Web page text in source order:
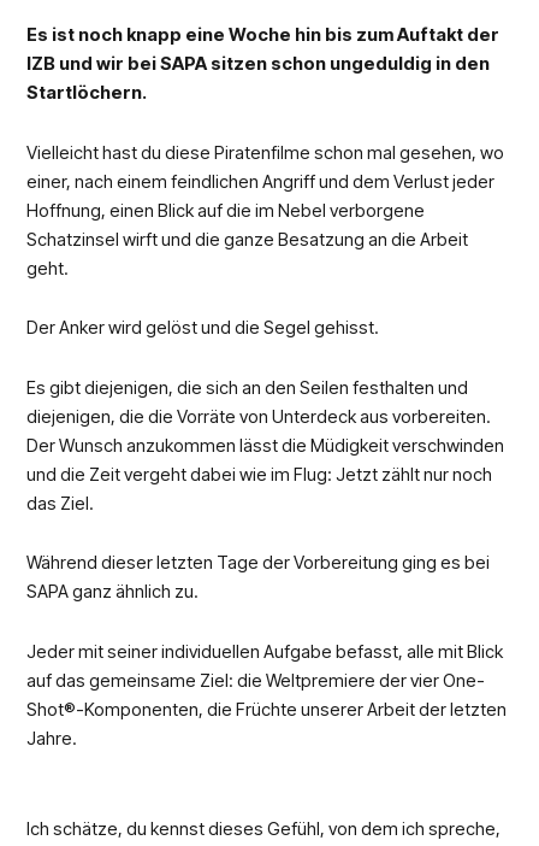
Es ist noch knapp eine Woche hin bis zum Auftakt der
IZB und wir bei SAPA sitzen schon ungeduldig in den
Startlöchern.
Vielleicht hast du diese Piratenfilme schon mal gesehen, wo
einer, nach einem feindlichen Angriff und dem Verlust jeder
Hoffnung, einen Blick auf die im Nebel verborgene
Schatzinsel wirft und die ganze Besatzung an die Arbeit
geht.
Der Anker wird gelöst und die Segel gehisst.
Es gibt diejenigen, die sich an den Seilen festhalten und
diejenigen, die die Vorräte von Unterdeck aus vorbereiten.
Der Wunsch anzukommen lässt die Müdigkeit verschwinden
und die Zeit vergeht dabei wie im Flug: Jetzt zählt nur noch
das Ziel.
Während dieser letzten Tage der Vorbereitung ging es bei
SAPA ganz ähnlich zu.
Jeder mit seiner individuellen Aufgabe befasst, alle mit Blick
auf das gemeinsame Ziel: die Weltpremiere der vier One-
Shot®-Komponenten, die Früchte unserer Arbeit der letzten
Jahre.
Ich schätze, du kennst dieses Gefühl, von dem ich spreche,